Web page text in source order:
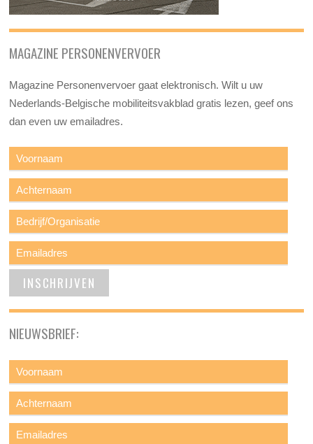
MAGAZINE PERSONENVERVOER
Magazine Personenvervoer gaat elektronisch. Wilt u uw
Nederlands-Belgische mobiliteitsvakblad gratis lezen, geef ons
dan even uw emailadres.
NIEUWSBRIEF: